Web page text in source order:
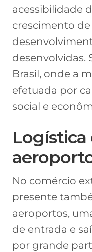
acessibilidade
crescimento de
desenvolvidas.
Brasil, onde a
efetuada por
social e
No comércio
presente
aeroportos,
de entrada e
por grande